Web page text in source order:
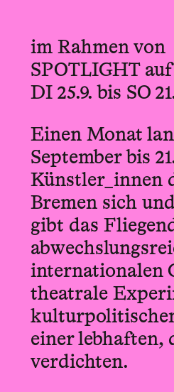
im Rahmen von
SPOTLIGHT
DI 25.9. bis SO
Einen Monat
September bis
Künstler_innen
Bremen sich
gibt das
internationalen
theatrale
einer lebhaften,
verdichten.